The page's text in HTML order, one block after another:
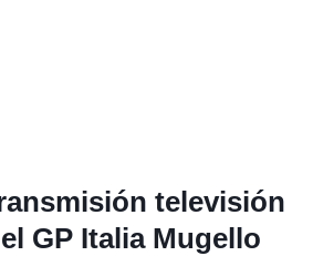
televisión
GP Italia Mugello